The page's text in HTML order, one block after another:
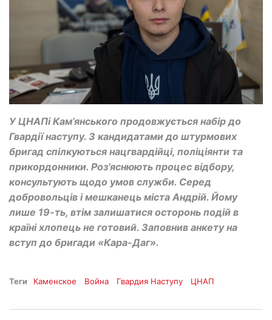
У ЦНАПі Кам’янського продовжується набір до
Гвардії наступу. З кандидатами до штурмових
бригад спілкуються нацгвардійці, поліціянти та
прикордонники. Роз’яснюють процес відбору,
консультують щодо умов служби. Серед
добровольців і мешканець міста Андрій. Йому
лише 19-ть, втім залишатися осторонь подій в
країні хлопець не готовий. Заповнив анкету на
вступ до бригади «Кара-Даг».
Теги Каменское Война Гвардия Наступу ЦНАП